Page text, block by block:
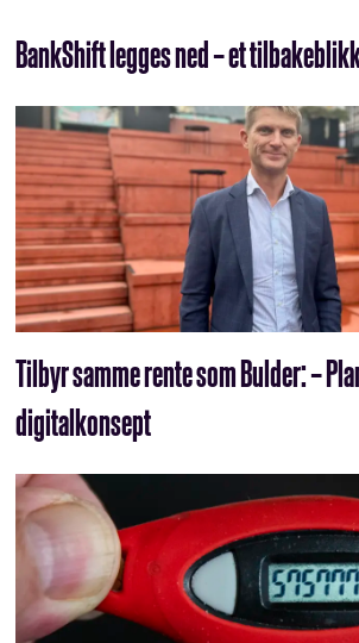
BankShift legges ned – et
Tilbyr samme rente som Bulder: –
digitalkonsept